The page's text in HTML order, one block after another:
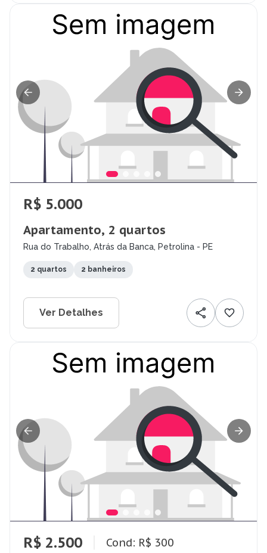
R$ 5.000
Apartamento, 2 quartos
Rua do Trabalho, Atrás da Banca, Petrolina - PE
2 quartos 2 banheiros
Ver Detalhes
R$ 2.500 Cond: R$ 300